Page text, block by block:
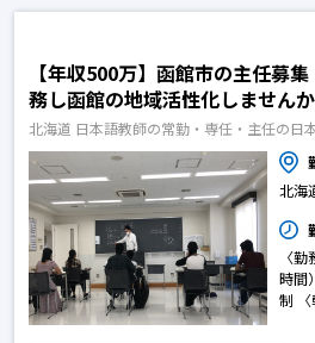
【年収500万】函館市の主任募
務し函館の地域活性化しません
北海道 日本語教師の常勤・専任・主任の日
北海
〈
時間
制 〈